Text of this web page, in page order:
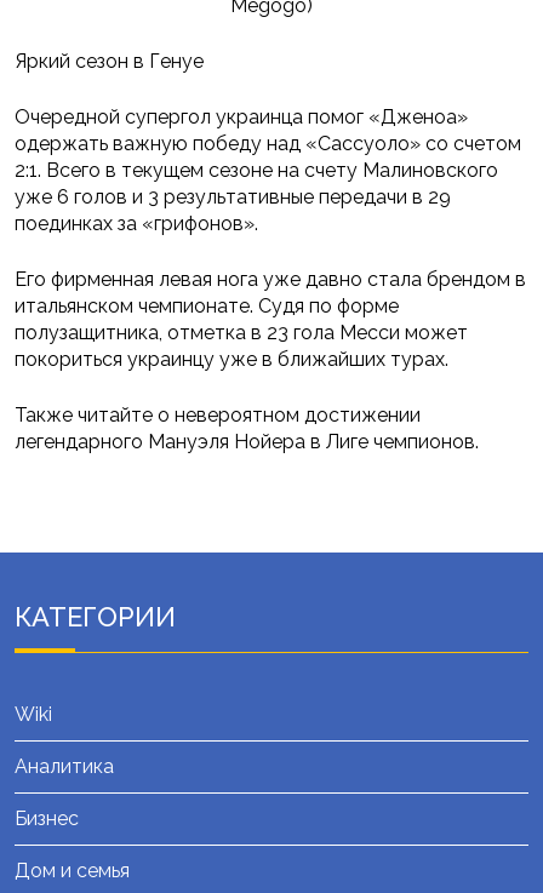
Megogo)
Яркий сезон в Генуе
Очередной супергол украинца помог «Дженоа»
одержать важную победу над «Сассуоло» со счетом
2:1. Всего в текущем сезоне на счету Малиновского
уже 6 голов и 3 результативные передачи в 29
поединках за «грифонов».
Его фирменная левая нога уже давно стала брендом в
итальянском чемпионате. Судя по форме
полузащитника, отметка в 23 гола Месси может
покориться украинцу уже в ближайших турах.
Также читайте о невероятном достижении
легендарного Мануэля Нойера в Лиге чемпионов.
КАТЕГОРИИ
Wiki
Аналитика
Бизнес
Дом и семья